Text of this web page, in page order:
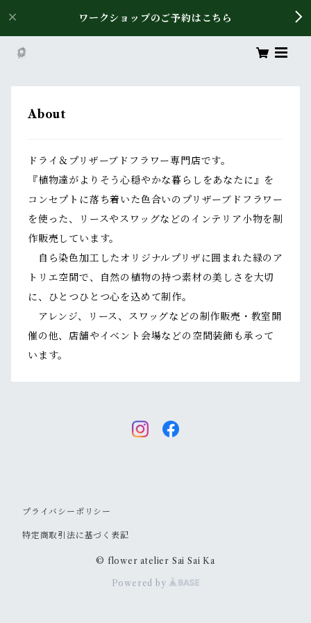
ワークショップのご予約はこちら
About
ドライ＆プリザーブドフラワー専門店です。
『植物達がよりそう心穏やかな暮らしをあなたに』を
コンセプトに落ち着いた色合いのプリザーブドフラワー
を使った、リースやスワッグなどのインテリア小物を制
作販売しています。
自ら染色加工したオリジナルプリザに囲まれた緑のア
トリエ空間で、自然の植物の持つ素材の美しさを大切
に、ひとつひとつ心を込めて制作。
アレンジ、リース、スワッグなどの制作販売・教室開
催の他、店舗やイベント会場などの空間装飾も承って
います。
プライバシーポリシー
特定商取引法に基づく表記
© flower atelier Sai Sai Ka
Powered by